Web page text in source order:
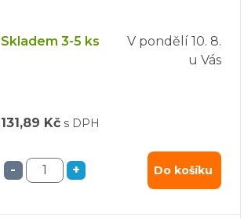
Skladem 3-5 ks V pondělí 10. 8.
u Vás
131,89 Kč s DPH
- + Do košíku